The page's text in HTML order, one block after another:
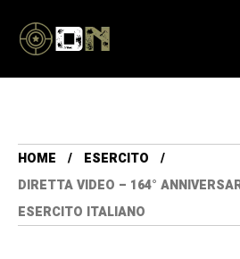
HOME
ESERCITO
DIRETTA VIDEO – 164°
ESERCITO ITALIANO